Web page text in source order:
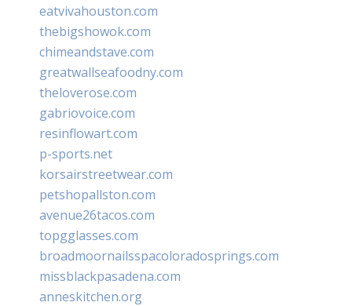
eatvivahouston.com
thebigshowok.com
chimeandstave.com
greatwallseafoodny.com
theloverose.com
gabriovoice.com
resinflowart.com
p-sports.net
korsairstreetwear.com
petshopallston.com
avenue26tacos.com
topgglasses.com
broadmoornailsspacoloradosprings.com
missblackpasadena.com
anneskitchen.org